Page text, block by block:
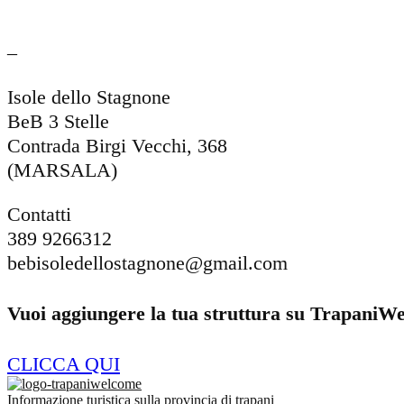
–
Isole dello Stagnone
BeB 3 Stelle
Contrada Birgi Vecchi, 368
(MARSALA)
Contatti
389 9266312
bebisoledellostagnone@gmail.com
Vuoi aggiungere la tua struttura su
CLICCA QUI
Informazione turistica sulla provincia di trapani